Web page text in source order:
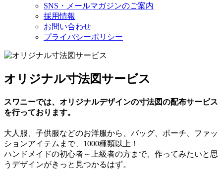
SNS・メールマガジンのご案内
採用情報
お問い合わせ
プライバシーポリシー
オリジナル寸法図サービス
スワニーでは、オリジナルデザインの寸法図の配布サービス
を行っております。
大人服、子供服などのお洋服から、バッグ、ポーチ、ファッ
ションアイテムまで、1000種類以上！
ハンドメイドの初心者～上級者の方まで、作ってみたいと思
うデザインがきっと見つかるはず。